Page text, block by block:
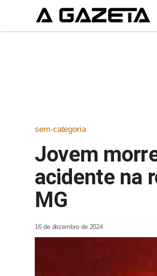
sem-categoria
Jovem
acidente na
MG
16 de dezembro de 2024